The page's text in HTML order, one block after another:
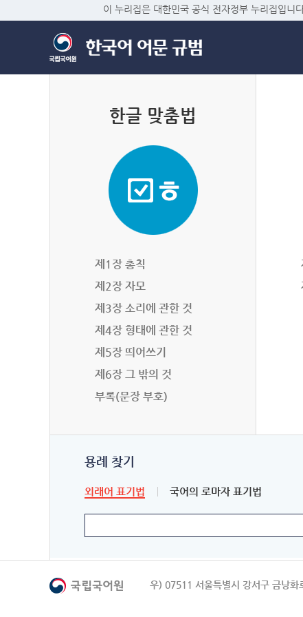
이 누리집은 대한민국 공식 전자정부 누리집입니
한글 맞춤법
제1장 총칙
제2장 자모
제3장 소리에 관한 것
제4장 형태에 관한 것
제5장 띄어쓰기
제6장 그 밖의 것
부록(문장 부호)
용례 찾기
외래어 표기법 국어의 로마자 표기법
우) 07511 서울특별시 강서구 금낭